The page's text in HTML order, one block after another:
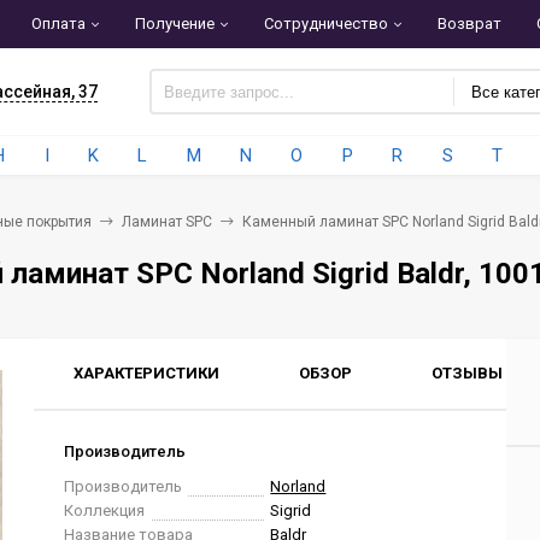
Оплата Получение Сотрудничество Возврат
37 Все
I K L M N O P R S T
покрытия Ламинат SPC Каменный ламинат SPC Norland Sigrid
SPC Norland Sigrid Baldr,
ХАРАКТЕРИСТИКИ ОБЗОР ОТЗЫВЫ
Производитель
Производитель
Norland
Коллекция
Sigrid
Название товара
Baldr